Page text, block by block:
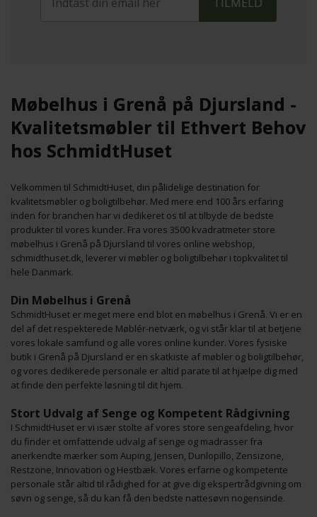
Møbelhus i Grenå på Djursland -
Kvalitetsmøbler til Ethvert Behov
hos SchmidtHuset
Velkommen til SchmidtHuset, din pålidelige destination for
kvalitetsmøbler og boligtilbehør. Med mere end 100 års erfaring
inden for branchen har vi dedikeret os til at tilbyde de bedste
produkter til vores kunder. Fra vores 3500 kvadratmeter store
møbelhus i Grenå på Djursland til vores online webshop,
schmidthuset.dk, leverer vi møbler og boligtilbehør i topkvalitet til
hele Danmark.
Din Møbelhus i Grenå
SchmidtHuset er meget mere end blot en møbelhus i Grenå. Vi er en
del af det respekterede Møblér-netværk, og vi står klar til at betjene
vores lokale samfund og alle vores online kunder. Vores fysiske
butik i Grenå på Djursland er en skatkiste af møbler og boligtilbehør,
og vores dedikerede personale er altid parate til at hjælpe dig med
at finde den perfekte løsning til dit hjem.
Stort Udvalg af Senge og Kompetent Rådgivning
I SchmidtHuset er vi især stolte af vores store sengeafdeling, hvor
du finder et omfattende udvalg af senge og madrasser fra
anerkendte mærker som Auping, Jensen, Dunlopillo, Zensizone,
Restzone, Innovation og Hestbæk. Vores erfarne og kompetente
personale står altid til rådighed for at give dig ekspertrådgivning om
søvn og senge, så du kan få den bedste nattesøvn nogensinde.